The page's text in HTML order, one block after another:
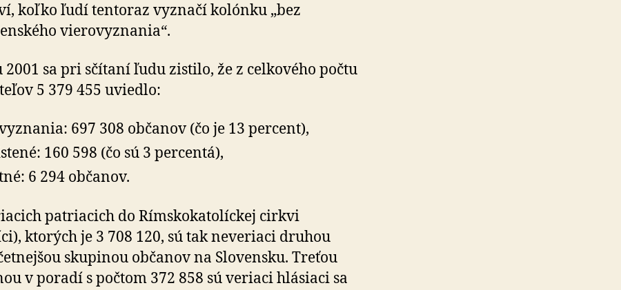
koľko ľudí tentoraz vyznačí kolónku „bez
vierovyznania“.
2001 sa pri sčítaní ľudu zistilo, že z celkového počtu
5 379 455 uviedlo:
697 308 občanov (čo je 13 percent),
160 598 (čo sú 3 percentá),
6 294 občanov.
patriacich do Rímskokatolíckej cirkvi
ktorých je 3 708 120, sú tak neveriaci druhou
skupinou občanov na Slovensku. Treťou
v poradí s počtom 372 858 sú veriaci hlásiaci sa